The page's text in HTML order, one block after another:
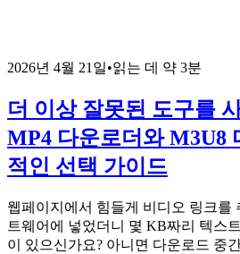
2026년 4월 21일•읽는 데 약 3분
더 이상 잘못된 도구를
MP4 다운로더와 M3U8
적인 선택 가이드
웹페이지에서 힘들게 비디오 링크를
트웨어에 넣었더니 몇 KB짜리 텍스
이 있으신가요? 아니면 다운로드 중